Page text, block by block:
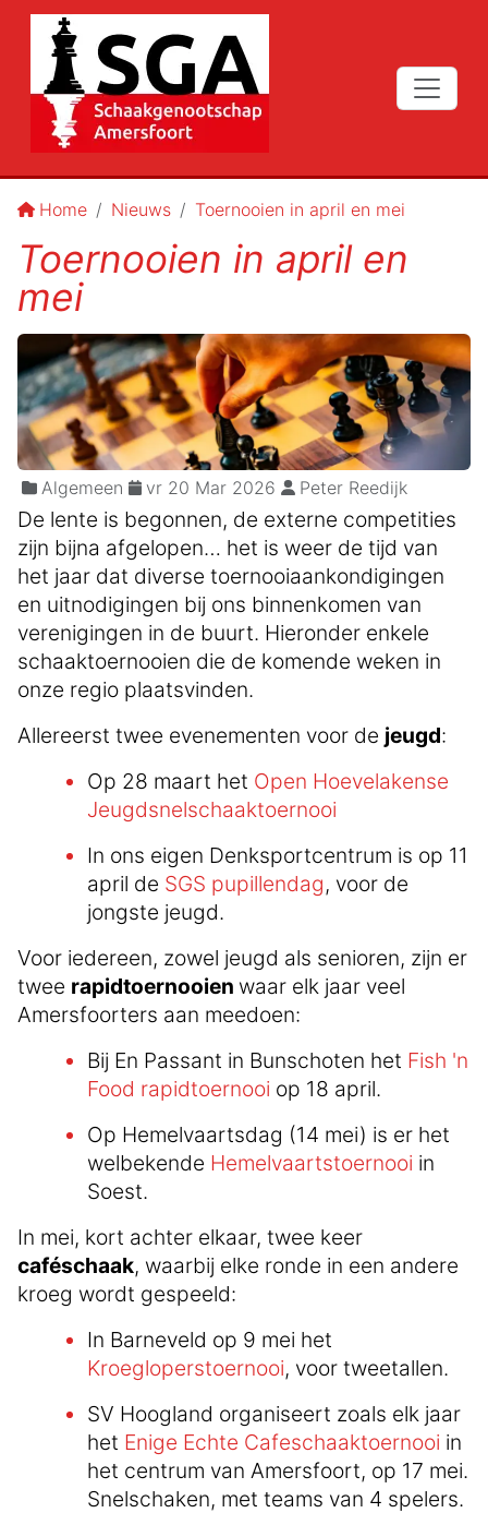
Home Nieuws Toernooien in april en mei
Toernooien in april en
mei
Algemeen vr 20 Mar 2026 Peter Reedijk
De lente is begonnen, de externe competities
zijn bijna afgelopen… het is weer de tijd van
het jaar dat diverse toernooiaankondigingen
en uitnodigingen bij ons binnenkomen van
verenigingen in de buurt. Hieronder enkele
schaaktoernooien die de komende weken in
onze regio plaatsvinden.
Allereerst twee evenementen voor de jeugd:
Op 28 maart het Open Hoevelakense
Jeugdsnelschaaktoernooi
In ons eigen Denksportcentrum is op 11
april de SGS pupillendag, voor de
jongste jeugd.
Voor iedereen, zowel jeugd als senioren, zijn er
twee rapidtoernooien waar elk jaar veel
Amersfoorters aan meedoen:
Bij En Passant in Bunschoten het Fish 'n
Food rapidtoernooi op 18 april.
Op Hemelvaartsdag (14 mei) is er het
welbekende Hemelvaartstoernooi in
Soest.
In mei, kort achter elkaar, twee keer
caféschaak, waarbij elke ronde in een andere
kroeg wordt gespeeld:
In Barneveld op 9 mei het
Kroegloperstoernooi, voor tweetallen.
SV Hoogland organiseert zoals elk jaar
het Enige Echte Cafeschaaktoernooi in
het centrum van Amersfoort, op 17 mei.
Snelschaken, met teams van 4 spelers.